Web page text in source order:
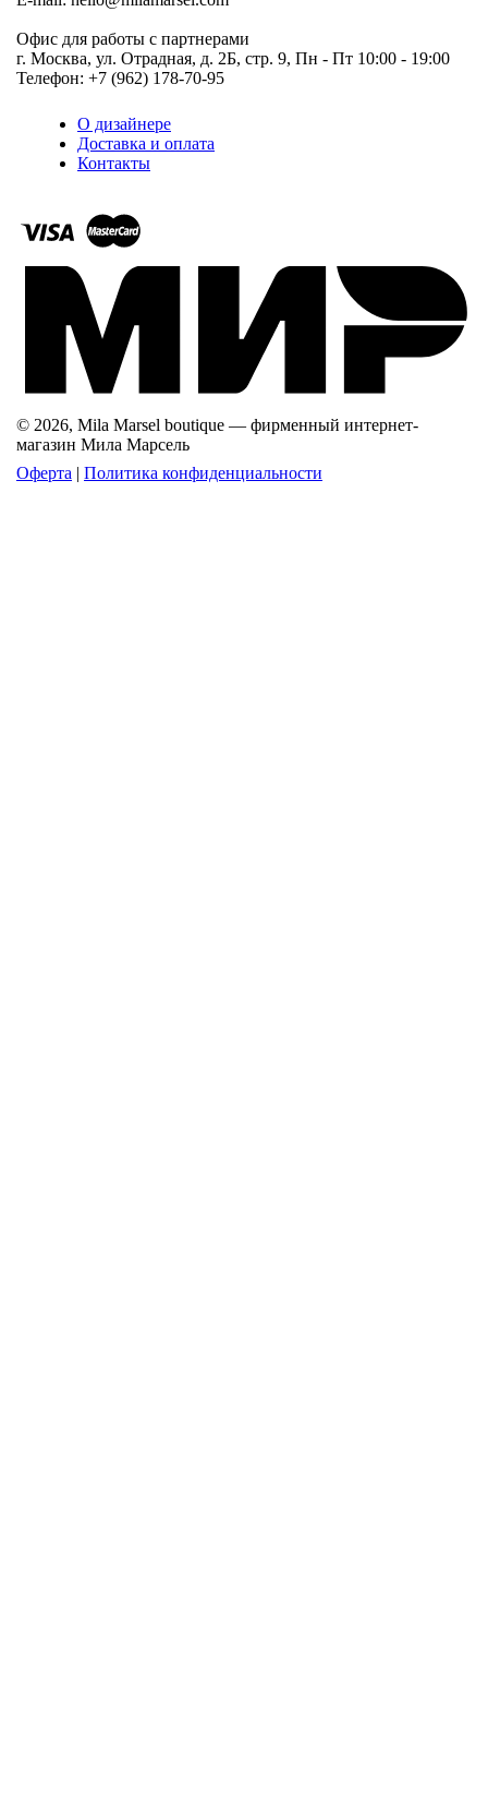
Офис для работы с партнерами
г. Москва, ул. Отрадная, д. 2Б, стр. 9, Пн - Пт 10:00 - 19:00
Телефон: +7 (962) 178-70-95
О дизайнере
Доставка и оплата
Контакты
© 2026, Mila Marsel boutique — фирменный интернет-
магазин Мила Марсель
Оферта | Политика конфиденциальности